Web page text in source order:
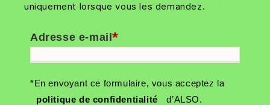
uniquement lorsque vous les demandez.
*
Adresse e-mail
*En envoyant ce formulaire, vous acceptez la
politique de confidentialité
d’ALSO.